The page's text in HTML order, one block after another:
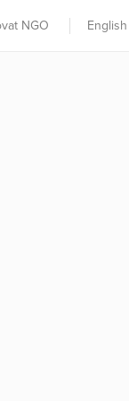
NGO English